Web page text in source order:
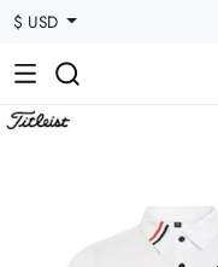
$ USD